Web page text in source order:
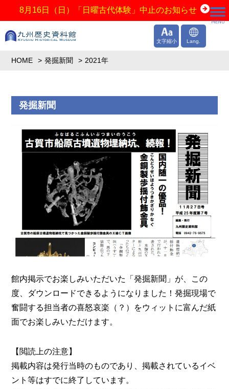
8月16日（日）「日曜古代体験」中止のお知らせ
文字縮小 Lang.
HOME 発掘新聞 2021年
発掘新聞
館内掲示でお楽しみいただいた「発掘新聞」が、この
度、ダウンロードできるようになりました！発掘現場で
奮闘する担当者の喜怒哀楽（？）をウィットに富んだ紙
面でお楽しみいただけます。
【閲読上の注意】
掲載内容は発行当時のものであり、掲載されているイベ
ント等はすでに終了しています。